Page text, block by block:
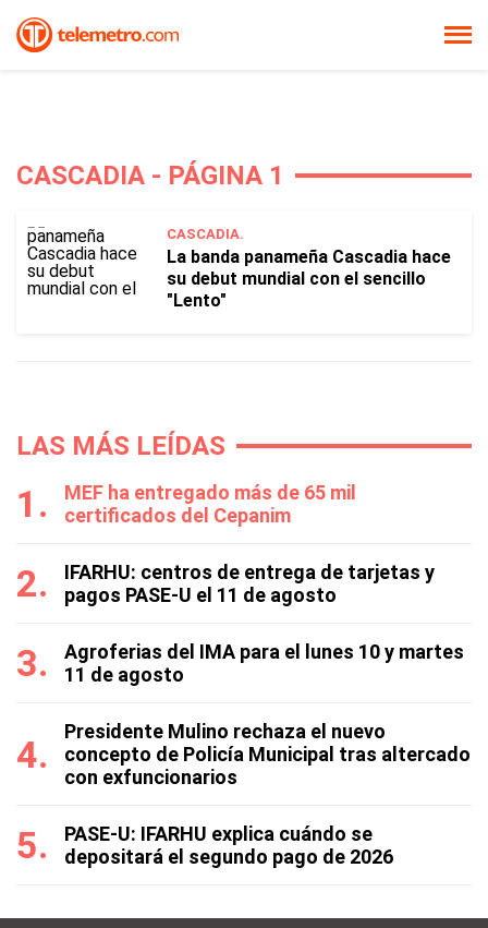
CASCADIA - PÁGINA 1
CASCADIA.
La banda panameña Cascadia hace
su debut mundial con el sencillo
"Lento"
LAS MÁS LEÍDAS
MEF ha entregado más de 65 mil
certificados del Cepanim
IFARHU: centros de entrega de tarjetas y
pagos PASE-U el 11 de agosto
Agroferias del IMA para el lunes 10 y martes
11 de agosto
Presidente Mulino rechaza el nuevo
concepto de Policía Municipal tras altercado
con exfuncionarios
PASE-U: IFARHU explica cuándo se
depositará el segundo pago de 2026